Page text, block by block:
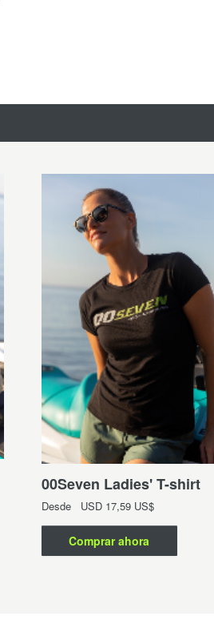
00Seven Ladies' T-shirt
Desde USD 17,59 US$
Comprar ahora